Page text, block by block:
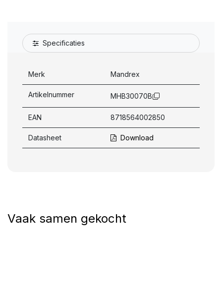
Specificaties
Merk Mandrex
Artikelnummer MHB30070B
EAN 8718564002850
Datasheet Download
Vaak samen gekocht